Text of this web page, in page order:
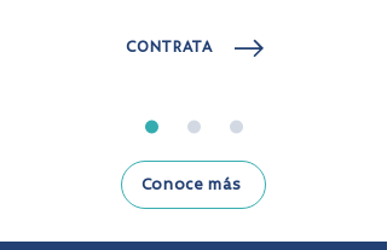
CONTRATA
Conoce más